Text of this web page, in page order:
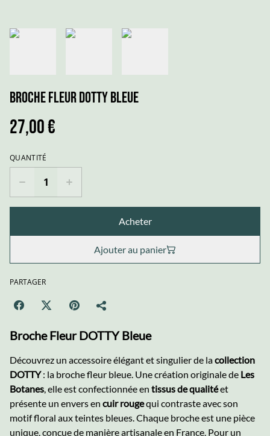
Broche Fleur DOTTY Bleue
27,00 €
QUANTITÉ
Acheter
Ajouter au panier
PARTAGER
Broche Fleur DOTTY Bleue
Découvrez un accessoire élégant et singulier de lacollection
DOTTY: la broche fleur bleue. Une création originale de Les
Botanes, elle est confectionnée en tissus de qualitéet
présente un envers en cuir rougequi contraste avec son
motif floral aux teintes bleues. Chaque broche est une pièce
unique, conçue de manière artisanale en France. Pour un